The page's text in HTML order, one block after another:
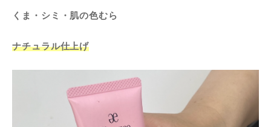
くま・シミ・肌の色むら
ナチュラル仕上げ